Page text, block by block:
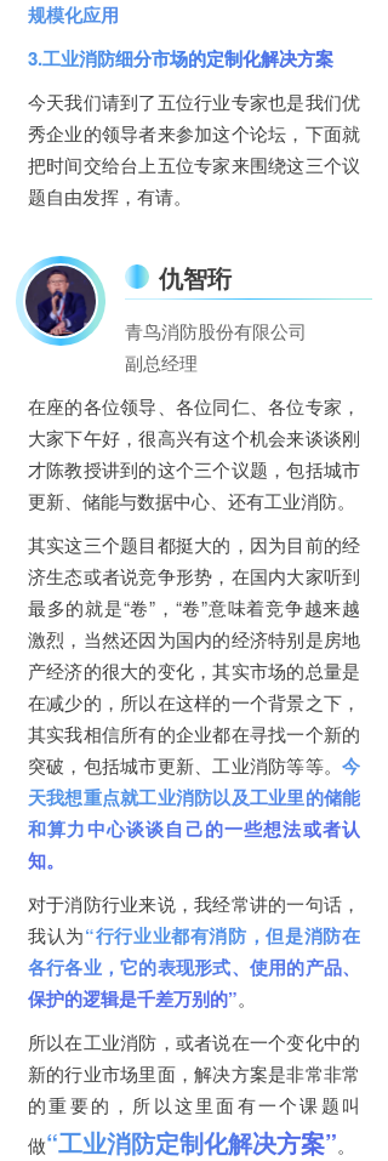
规模化应用
3.工业消防细分市场的定制化解决方案
今天我们请到了五位行业专家也是我们优
秀企业的领导者来参加这个论坛，下面就
把时间交给台上五位专家来围绕这三个议
题自由发挥，有请。
仇智珩
青鸟消防股份有限公司
副总经理
在座的各位领导、各位同仁、各位专家，
大家下午好，很高兴有这个机会来谈谈刚
才陈教授讲到的这个三个议题，包括城市
更新、储能与数据中心、还有工业消防。
其实这三个题目都挺大的，因为目前的经
济生态或者说竞争形势，在国内大家听到
最多的就是“卷”，“卷”意味着竞争越来越
激烈，当然还因为国内的经济特别是房地
产经济的很大的变化，其实市场的总量是
在减少的，所以在这样的一个背景之下，
其实我相信所有的企业都在寻找一个新的
突破，包括城市更新、工业消防等等。 今
天我想重点就工业消防以及工业里的储能
和算力中心谈谈自己的一些想法或者认
知。
对于消防行业来说，我经常讲的一句话，
我认为“行行业业都有消防，但是消防在
各行各业，它的表现形式、使用的产品、
保护的逻辑是千差万别的”。
所以在工业消防，或者说在一个变化中的
新的行业市场里面，解决方案是非常非常
的重要的，所以这里面有一个课题叫
做“工业消防定制化解决方案”。